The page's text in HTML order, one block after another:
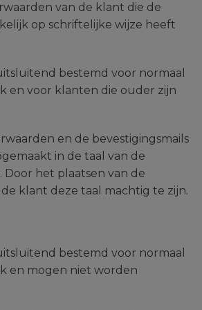
van de klant die de
op schriftelijke wijze heeft
bestemd voor normaal
en voor klanten die ouder zijn
en de bevestigingsmails
in de taal van de
Door het plaatsen van de
klant deze taal machtig te zijn.
bestemd voor normaal
en mogen niet worden